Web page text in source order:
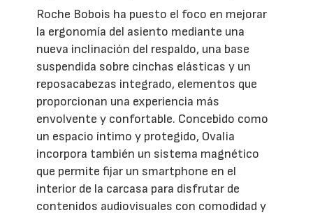
Roche Bobois ha puesto el foco en mejorar
la ergonomía del asiento mediante una
nueva inclinación del respaldo, una base
suspendida sobre cinchas elásticas y un
reposacabezas integrado, elementos que
proporcionan una experiencia más
envolvente y confortable. Concebido como
un espacio íntimo y protegido, Ovalia
incorpora también un sistema magnético
que permite fijar un smartphone en el
interior de la carcasa para disfrutar de
contenidos audiovisuales con comodidad y